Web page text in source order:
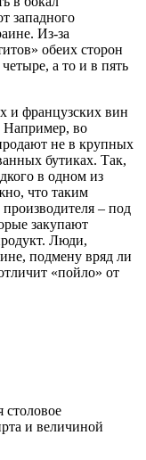
западного
Из-за
обеих сторон
а то и в пять
и французских вин
во
не в крупных
бутиках. Так,
в одном из
что таким
– под
закупают
Люди,
подмену вряд ли
«пойло» от
столовое
и величиной